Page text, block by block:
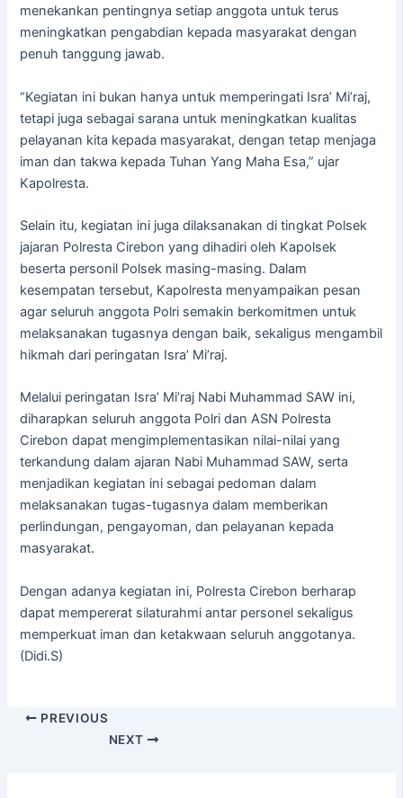
menekankan pentingnya setiap anggota untuk terus
meningkatkan pengabdian kepada masyarakat dengan
penuh tanggung jawab.
“Kegiatan ini bukan hanya untuk memperingati Isra’ Mi’raj,
tetapi juga sebagai sarana untuk meningkatkan kualitas
pelayanan kita kepada masyarakat, dengan tetap menjaga
iman dan takwa kepada Tuhan Yang Maha Esa,” ujar
Kapolresta.
Selain itu, kegiatan ini juga dilaksanakan di tingkat Polsek
jajaran Polresta Cirebon yang dihadiri oleh Kapolsek
beserta personil Polsek masing-masing. Dalam
kesempatan tersebut, Kapolresta menyampaikan pesan
agar seluruh anggota Polri semakin berkomitmen untuk
melaksanakan tugasnya dengan baik, sekaligus mengambil
hikmah dari peringatan Isra’ Mi’raj.
Melalui peringatan Isra’ Mi’raj Nabi Muhammad SAW ini,
diharapkan seluruh anggota Polri dan ASN Polresta
Cirebon dapat mengimplementasikan nilai-nilai yang
terkandung dalam ajaran Nabi Muhammad SAW, serta
menjadikan kegiatan ini sebagai pedoman dalam
melaksanakan tugas-tugasnya dalam memberikan
perlindungan, pengayoman, dan pelayanan kepada
masyarakat.
Dengan adanya kegiatan ini, Polresta Cirebon berharap
dapat mempererat silaturahmi antar personel sekaligus
memperkuat iman dan ketakwaan seluruh anggotanya.
(Didi.S)
PREVIOUS
NEXT